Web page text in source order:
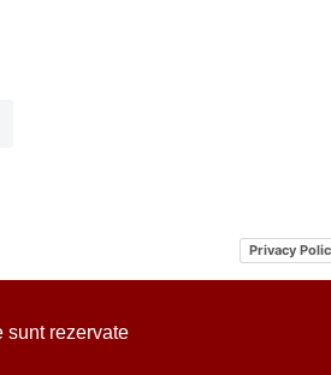
Privacy
sunt rezervate